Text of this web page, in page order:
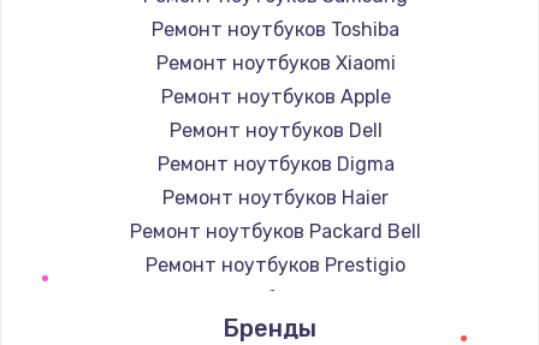
Ремонт ноутбуков Toshiba
Ремонт ноутбуков Xiaomi
Ремонт ноутбуков Apple
Ремонт ноутбуков Dell
Ремонт ноутбуков Digma
Ремонт ноутбуков Haier
Ремонт ноутбуков Packard Bell
Ремонт ноутбуков Prestigio
Ремонт ноутбуков Microsoft
Ремонт ноутбуков Alienware
Бренды